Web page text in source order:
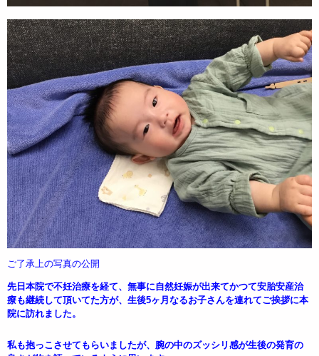
ご了承上の写真の公開
先日本院で不妊治療を経て、無事に自然妊娠が出来てかつて安胎安産治
療も継続して頂いてた方が、生後5ヶ月なるお子さんを連れてご挨拶に本
院に訪れました。
私も抱っこさせてもらいましたが、腕の中のズッシリ感が生後の発育の